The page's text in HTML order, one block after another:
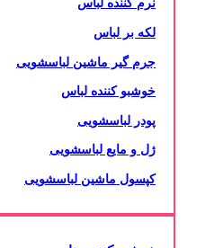
نرم کننده لباس
لکه بر لباس
جرم گیر ماشین لباسشویی
خوشبو کننده لباس
پودر لباسشویی
ژل و مایع لباسشویی
کپسول ماشین لباسشویی